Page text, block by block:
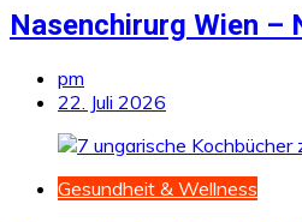
Nasenchirurg Wien –
pm
22. Juli 2026
Gesundheit & Wellness